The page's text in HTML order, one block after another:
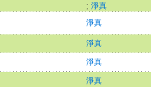
; 淨真
淨真
淨真
淨真
淨真